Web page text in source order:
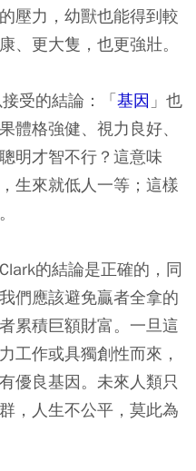
壓力，幼獸也能得到較
、更大隻，也更強壯。
受的結論：「基因 」也
體格強健、視力良好、
明才智不行？這意味
生來就低人一等；這樣
的結論是正確的，同
們應該避免贏者全拿的
累積巨額財富。一旦這
工作或具獨創性而來，
優良基因。未來人類只
，人生不公平，莫此為